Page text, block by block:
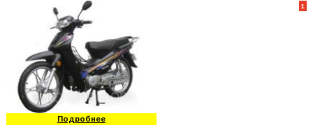
1
Подробнее